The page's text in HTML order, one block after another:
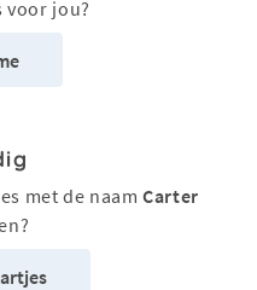
voor jou?
met de naamCarter